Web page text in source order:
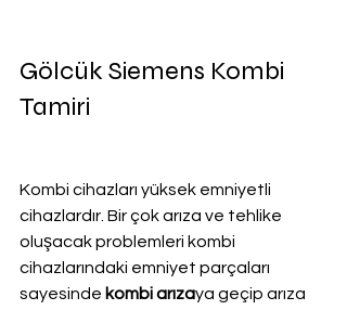
Gölcük Siemens Kombi
Tamiri
Kombi cihazları yüksek emniyetli
cihazlardır. Bir çok arıza ve tehlike
oluşacak problemleri kombi
cihazlarındaki emniyet parçaları
sayesinde kombi arızaya geçip arıza